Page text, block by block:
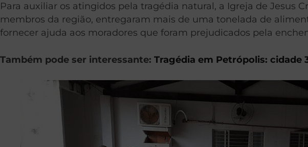
Para auxiliar os atingidos pela tragédia natural, a Igreja de Jesus
membros da região, entregaram mais de uma tonelada de
fornecer ajuda aos moradores que foram prejudicados pela
Também pode ser interessante: Tragédia em Petrópolis: cidade